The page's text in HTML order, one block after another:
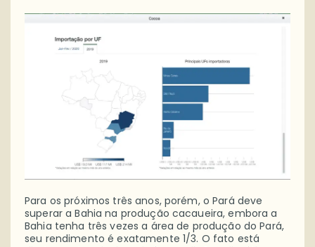
Para os próximos três anos, porém, o Pará deve
superar a Bahia na produção cacaueira, embora a
Bahia tenha três vezes a área de produção do Pará,
seu rendimento é exatamente 1/3. O fato está